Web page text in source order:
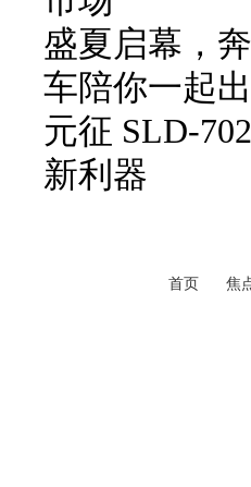
盛夏启幕，
车陪你一起出
元征 SLD-
新利器
首页 焦